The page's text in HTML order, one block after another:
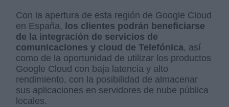
Con la apertura de esta región de Google Cloud
en España,
los clientes podrán beneficiarse
de la integración de servicios de
comunicaciones y cloud de Telefónica, así
como de la oportunidad de utilizar los productos
Google Cloud con baja latencia y alto
rendimiento, con la posibilidad de almacenar
sus aplicaciones en servidores de nube pública
locales.